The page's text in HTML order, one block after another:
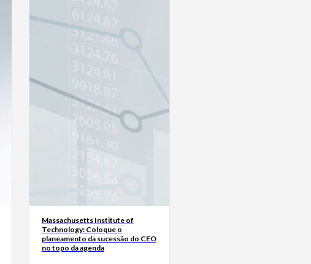
Massachusetts Institute of
Technology: Coloque o
planeamento da sucessão do CEO
no topo da agenda